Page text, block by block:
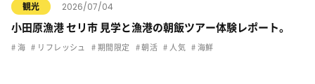
観光 2026/07/04
小田原漁港 セリ市 見学と漁港の朝飯ツアー体験レポート。
海 リフレッシュ 期間限定 朝活 人気 海鮮